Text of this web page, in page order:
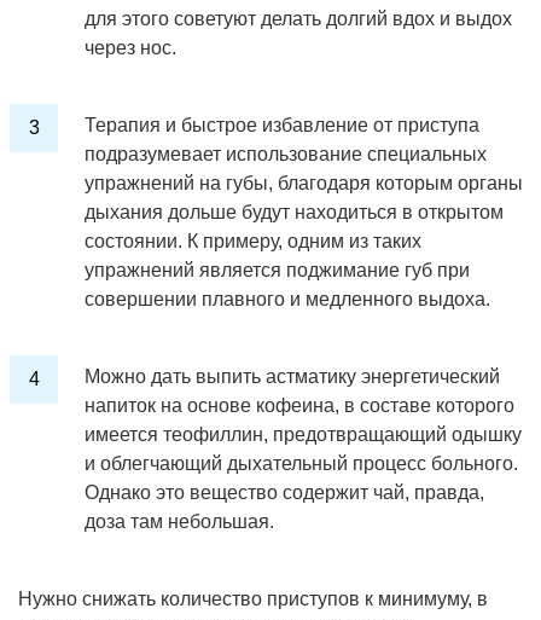
для этого советуют делать долгий вдох и выдох
через нос.
Терапия и быстрое избавление от приступа
подразумевает использование специальных
упражнений на губы, благодаря которым органы
дыхания дольше будут находиться в открытом
состоянии. К примеру, одним из таких
упражнений является поджимание губ при
совершении плавного и медленного выдоха.
Можно дать выпить астматику энергетический
напиток на основе кофеина, в составе которого
имеется теофиллин, предотвращающий одышку
и облегчающий дыхательный процесс больного.
Однако это вещество содержит чай, правда,
доза там небольшая.
Нужно снижать количество приступов к минимуму, в